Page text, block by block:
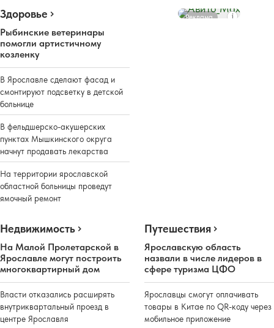
Здоровье
Рыбинские ветеринары
помогли артистичному
козленку
В Ярославле сделают фасад и
смонтируют подсветку в детской
больнице
В фельдшерско-акушерских
пунктах Мышкинского округа
начнут продавать лекарства
На территории ярославской
областной больницы проведут
ямочный ремонт
Реклама
Недвижимость
На Малой Пролетарской в
Ярославле могут построить
многоквартирный дом
Власти отказались расширять
внутриквартальный проезд в
центре Ярославля
Путешествия
Ярославскую область
назвали в числе лидеров в
сфере туризма ЦФО
Ярославцы смогут оплачивать
товары в Китае по QR-коду через
мобильное приложение